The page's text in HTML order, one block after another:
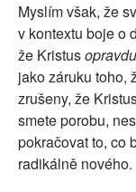
Myslím však, že
v kontextu boje o
že Kristusopravdu
jako záruku toho,
zrušeny, že
smete porobu,
pokračovat to, co
radikálně nového.